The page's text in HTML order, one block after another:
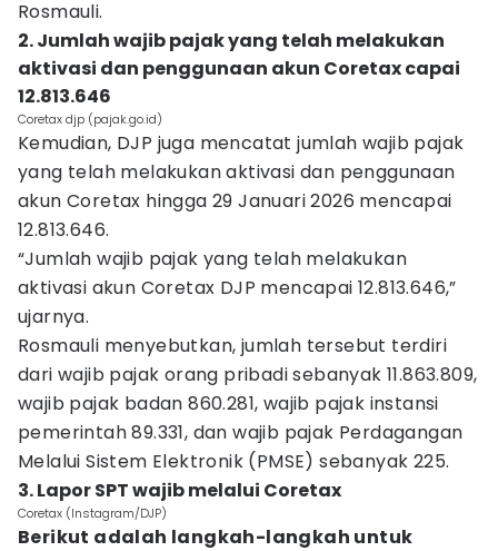
Rosmauli.
2. Jumlah wajib pajak yang telah melakukan
aktivasi dan penggunaan akun Coretax capai
12.813.646
Coretax djp (pajak.go.id)
Kemudian, DJP juga mencatat jumlah wajib pajak
yang telah melakukan aktivasi dan penggunaan
akun Coretax hingga 29 Januari 2026 mencapai
12.813.646.
“Jumlah wajib pajak yang telah melakukan
aktivasi akun Coretax DJP mencapai 12.813.646,”
ujarnya.
Rosmauli menyebutkan, jumlah tersebut terdiri
dari wajib pajak orang pribadi sebanyak 11.863.809,
wajib pajak badan 860.281, wajib pajak instansi
pemerintah 89.331, dan wajib pajak Perdagangan
Melalui Sistem Elektronik (PMSE) sebanyak 225.
3. Lapor SPT wajib melalui Coretax
Coretax (Instagram/DJP)
Berikut adalah langkah-langkah untuk